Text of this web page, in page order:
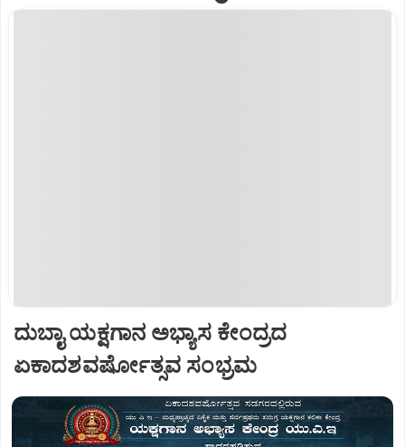
ದುಬಾೖ ಯಕ್ಷಗಾನ ಅಭ್ಯಾಸ ಕೇಂದ್ರದ
ಏಕಾದಶವರ್ಷೋತ್ಸವ ಸಂಭ್ರಮ